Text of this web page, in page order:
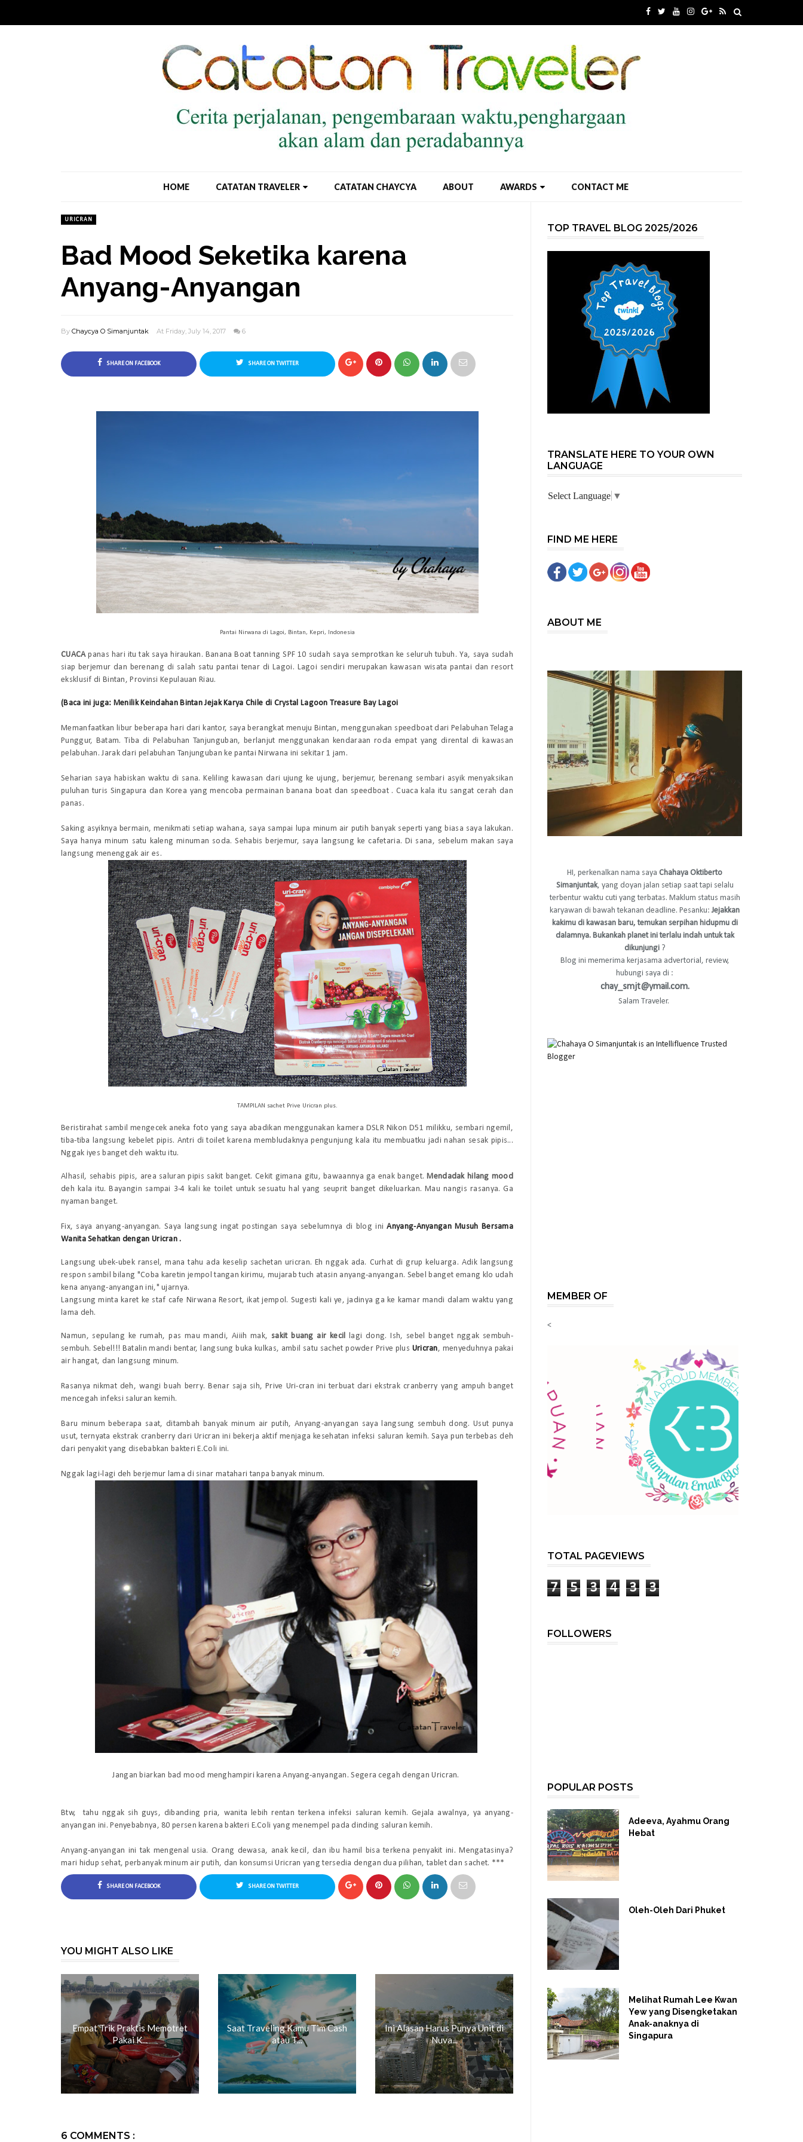
HOME CATATAN TRAVELER CATATAN CHAYCYA ABOUT AWARDS CONTACT ME
URICRAN
Bad Mood Seketika karena
Anyang-Anyangan
By Chaycya O Simanjuntak At Friday, July 14, 2017 6
SHARE ON FACEBOOK SHARE ON TWITTER
Pantai Nirwana di Lagoi, Bintan, Kepri, Indonesia
CUACApanas hari itu tak saya hiraukan. Banana Boat tanning SPF 10 sudah saya semprotkan ke seluruh tubuh. Ya, saya sudah
siap berjemur dan berenang di salah satu pantai tenar diLagoi. Lagoi sendiri merupakan kawasan wisatapantai dan resort
eksklusif di Bintan, Provinsi Kepulauan Riau.
(Baca ini juga: Menilik Keindahan Bintan Jejak Karya Chile di Crystal Lagoon Treasure Bay Lagoi
Memanfaatkan libur beberapa hari dari kantor, saya berangkat menuju Bintan, menggunakan speedboatdari Pelabuhan Telaga
Punggur, Batam. Tiba di Pelabuhan Tanjunguban, berlanjut menggunakan kendaraan roda empat yang dirental di kawasan
pelabuhan.Jarak dari pelabuhan Tanjunguban ke pantai Nirwana ini sekitar 1 jam .
Seharian saya habiskan waktu di sana. Keliling kawasan dari ujung ke ujung, berjemur, berenang sembari asyik menyaksikan
puluhan turis Singapura dan Korea yangmencoba permainanbanana boat dan speedboat . Cuaca kala itu sangat cerah dan
panas.
Saking asyiknya bermain, menikmati setiap wahana, saya sampai lupa minum air putih banyak seperti yang biasa saya lakukan.
Saya hanya minum satu kaleng minuman soda.Sehabis berjemur, saya langsung ke cafetaria. Di sana, sebelum makan saya
langsung menenggak air es.
TAMPILAN sachet Prive Uricran plus.
Beristirahat sambil mengecek aneka foto yang saya abadikan menggunakan kamera DSLR Nikon D51 milikku, sembari ngemil,
tiba-tiba langsung kebelet pipis. Antri di toilet karena membludaknya pengunjung kala itu membuatku jadi nahan sesak pipis...
Nggak iyes banget deh waktu itu.
Alhasil, sehabis pipis, area saluran pipis sakit banget. Cekit gimana gitu, bawaannya ga enak banget.Mendadak hilang mood
deh kala itu. Bayangin sampai 3-4 kali ke toilet untuk sesuatu hal yang seuprit banget dikeluarkan. Mau nangis rasanya. Ga
nyaman banget.
Fix, saya anyang-anyangan. Saya langsung ingat postingan saya sebelumnya di blog iniAnyang-Anyangan Musuh Bersama
Wanita Sehatkan dengan Uricran .
Langsung ubek-ubek ransel, mana tahu ada keselip sachetan uricran. Ehnggak ada. Curhat di grup keluarga. Adik langsung
respon sambil bilang "Coba karetin jempol tangan kirimu, mujarab tuch atasin anyang-anyangan. Sebel banget emang klo udah
kena anyang-anyangan ini," ujarnya.
Langsung minta karet ke staf cafe Nirwana Resort, ikatjempol. Sugesti kali ye, jadinya ga ke kamarmandi dalam waktu yang
lama deh.
Namun, sepulang ke rumah, pas mau mandi, Aiiih mak, sakit buang air kecil lagi dong. Ish, sebel banget nggak sembuh-
sembuh. Sebel!!! Batalin mandi bentar, langsung buka kulkas, ambil satu sachet powder Prive plus Uricran, menyeduhnya pakai
air hangat, dan langsung minum.
Rasanya nikmat deh, wangi buah berry. Benar saja sih, Prive Uri-cran ini terbuat dari ekstrak cranberry yang ampuh banget
mencegah infeksi saluran kemih.
Baru minum beberapa saat, ditambah banyak minum air putih, Anyang-anyangan saya langsung sembuh dong.Usut punya
usut, ternyata ekstrak cranberry dariUricran ini bekerja aktif menjaga kesehatan infeksi saluran kemih. Saya pun terbebasdeh
dari penyakityang disebabkan bakteri E.Coli ini.
Nggak lagi-lagi deh berjemur lama di sinar matahari tanpa banyak minum.
Jangan biarkan bad mood menghampirikarena Anyang-anyangan . Segera cegah dengan Uricran.
Btw, tahu nggak sih guys, dibanding pria, wanita lebih rentan terkena infeksi saluran kemih. Gejala awalnya, ya anyang-
anyangan ini. Penyebabnya, 80 persen karena bakteri E.Coli yang menempel padadinding saluran kemih.
Anyang-anyangan ini tak mengenal usia. Orang dewasa, anak kecil, dan ibu hamil bisa terkena penyakit ini. Mengatasinya?
mari hidup sehat, perbanyak minum air putih, dan konsumsi Uricran yang tersedia dengan dua pilihan, tablet dan sachet. ***
SHARE ON FACEBOOK SHARE ON TWITTER
YOU MIGHT ALSO LIKE
Empat Trik Praktis Memotret
Pakai K...
Saat Traveling Kamu Tim Cash
atau T...
Ini Alasan Harus Punya Unit di
Nuva...
6 COMMENTS :
TOP TRAVEL BLOG 2025/2026
TRANSLATE HERE TO YOUR OWN
LANGUAGE
Select Language ▼
FIND ME HERE
ABOUT ME
HI, perkenalkan nama saya Chahaya Oktiberto
Simanjuntak, yang doyan jalan setiap saat tapi selalu
terbentur waktu cuti yang terbatas. Maklum status masih
karyawan di bawah tekanan deadline. Pesanku:Jejakkan
kakimu di kawasan baru, temukan serpihan hidupmu di
dalamnya. Bukankah planet ini terlalu indah untuk tak
dikunjungi?
Blog ini memerima kerjasama advertorial, review,
hubungi saya di :
chay_smjt@ymail.com.
Salam Traveler.
MEMBER OF
<
TOTAL PAGEVIEWS
7 5 3 4 3 3
FOLLOWERS
POPULAR POSTS
Adeeva, Ayahmu Orang
Hebat
Oleh-Oleh Dari Phuket
Melihat Rumah Lee Kwan
Yew yang Disengketakan
Anak-anaknya di
Singapura